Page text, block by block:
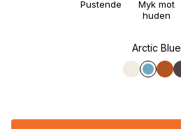
Pustende
Myk mot
huden
Arctic Blue